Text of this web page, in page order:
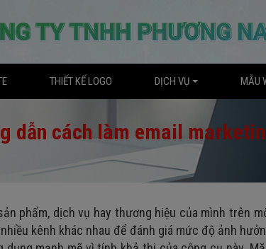
THIẾT KẾ LOGO DỊCH VỤ MẪU
dẫn cách làm email
phẩm, dịch vụ hay thương hiệu của mình trên
kênh khác nhau để đánh giá mức độ ảnh